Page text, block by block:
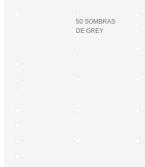
50 SOMBRAS
DE GREY